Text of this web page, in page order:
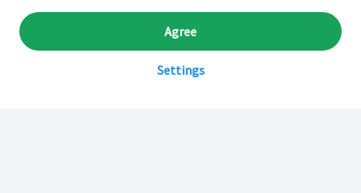
Settings
Agree